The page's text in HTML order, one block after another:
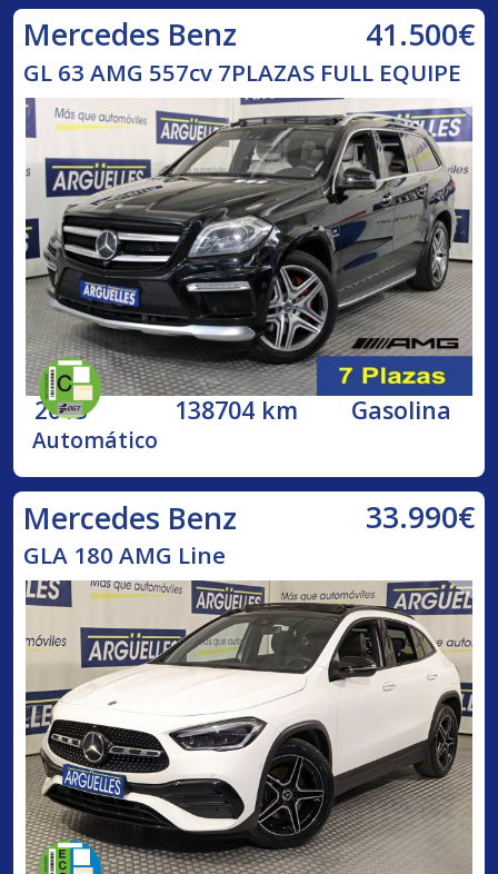
Mercedes Benz 41.500€
GL 63 AMG 557cv 7PLAZAS FULL EQUIPE
2013 138704 km Gasolina
Automático
Mercedes Benz 33.990€
GLA 180 AMG Line